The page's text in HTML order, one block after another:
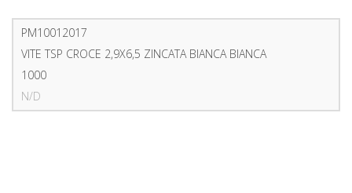
PM10012017
VITE TSP CROCE 2,9X6,5 ZINCATA BIANCA BIANCA
1000
N/D